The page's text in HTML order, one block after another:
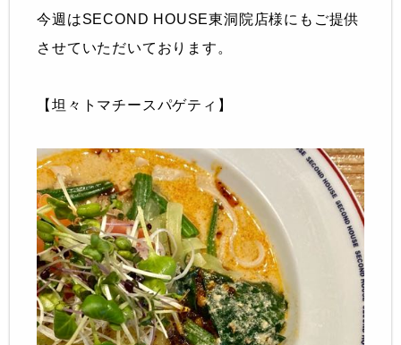
今週はSECOND HOUSE東洞院店様にもご提供
させていただいております。
【坦々トマチースパゲティ】